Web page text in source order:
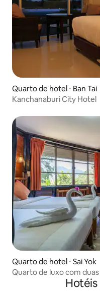
Quarto de hotel ⋅ Ban Tai
Kanchanaburi City Hotel
Quarto de hotel ⋅ Sai Yok
Quarto de luxo com